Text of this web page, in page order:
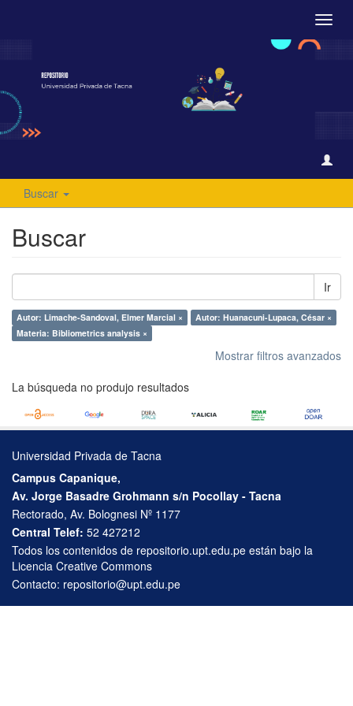
Buscar
Buscar
Ir
Autor: Limache-Sandoval, Elmer Marcial ×
Autor: Huanacuni-Lupaca, César ×
Materia: Bibliometrics analysis ×
Mostrar filtros avanzados
La búsqueda no produjo resultados
Universidad Privada de Tacna
Campus Capanique,
Av. Jorge Basadre Grohmann s/n Pocollay - Tacna
Rectorado, Av. Bolognesi Nº 1177
Central Telef: 52 427212
Todos los contenidos de repositorio.upt.edu.pe están bajo la
Licencia Creative Commons
Contacto: repositorio@upt.edu.pe